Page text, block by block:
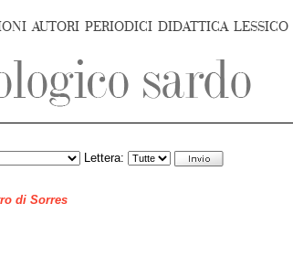
AUTORI PERIODICI DIDATTICA LESSICO
Lettera:
di Sorres